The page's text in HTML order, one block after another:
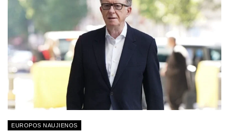
EUROPOS NAUJIENOS